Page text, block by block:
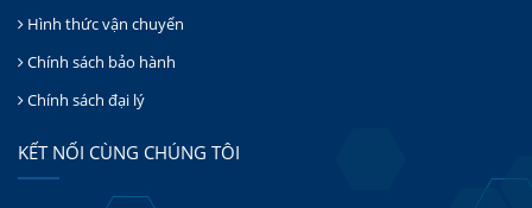
Hình thức vận chuyển
Chính sách bảo hành
Chính sách đại lý
KẾT NỐI CÙNG CHÚNG TÔI